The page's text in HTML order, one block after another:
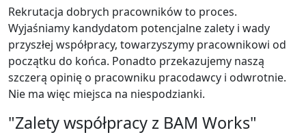
Rekrutacja dobrych pracowników to proces.
Wyjaśniamy kandydatom potencjalne zalety i wady
przyszłej współpracy, towarzyszymy pracownikowi od
początku do końca. Ponadto przekazujemy naszą
szczerą opinię o pracowniku pracodawcy i odwrotnie.
Nie ma więc miejsca na niespodzianki.
"Zalety współpracy z BAM Works"